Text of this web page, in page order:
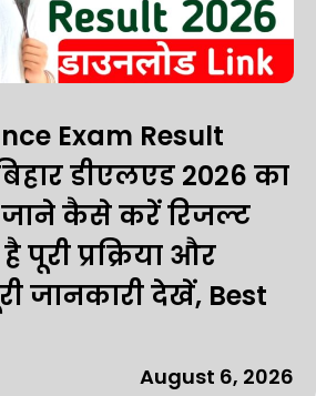
Exam Result
डीएलएड 2026 का
जाने कैसे करें रिजल्ट
प्रक्रिया और
जानकारी देखें, Best
August 6, 2026